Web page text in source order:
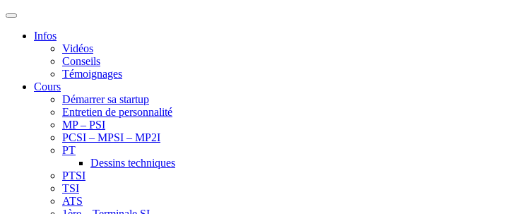
Infos
Vidéos
Conseils
Témoignages
Cours
Démarrer sa startup
Entretien de personnalité
MP – PSI
PCSI – MPSI – MP2I
PT
Dessins techniques
PTSI
TSI
ATS